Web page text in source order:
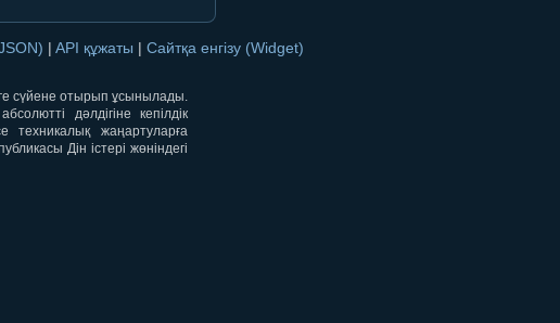
| API құжаты | Сайтқа енгізу (Widget)
сүйене отырып ұсынылады.
дәлдігіне кепілдік
техникалық жаңартуларға
Дін істері жөніндегі